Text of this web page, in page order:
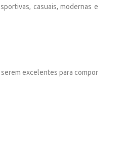
casuais, modernas e
excelentes para compor